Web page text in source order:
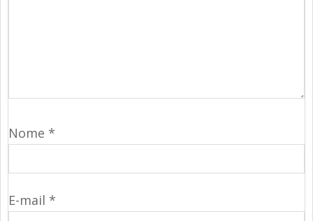
Nome *
E-mail *